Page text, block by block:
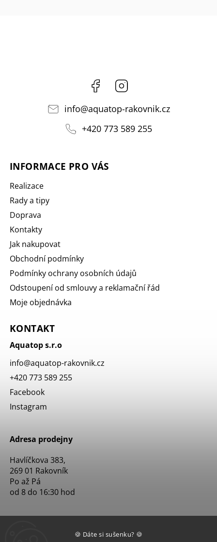
🍪 Dáte si sušenku? 🍪
Facebook
info@aquatop-rakovnik.cz
+420 773 589 255
INFORMACE PRO VÁS
Realizace
Rady a tipy
Doprava
Kontakty
Jak nakupovat
Obchodní podmínky
Podmínky ochrany osobních údajů
Odstoupení od smlouvy a reklamační řád
Moje objednávka
KONTAKT
Aquatop s.r.o
info@aquatop-rakovnik.cz
+420 773 589 255
Facebook
Instagram
Adresa prodejny
Havlíčkova 383,
269 01 Rakovník
Po až Pá
od 8 do 16:30 hod